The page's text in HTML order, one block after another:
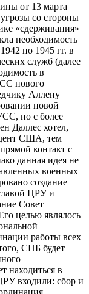
от 13 марта
со стороны
«сдерживания»
необходимость
по 1945 гг. в
служб (далее
в
нового
Аллену
новой
но с более
Даллес хотел,
США, тем
контакт с
данная идея не
военных
создание
ЦРУ и
Совет
целью являлось
работы всех
СНБ будет
находиться в
входили: сбор и